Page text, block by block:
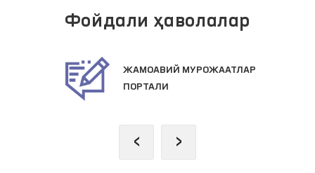
Фойдали ҳаволалар
ЖАМОАВИЙ МУРОЖААТЛАР
ПОРТАЛИ
‹ ›